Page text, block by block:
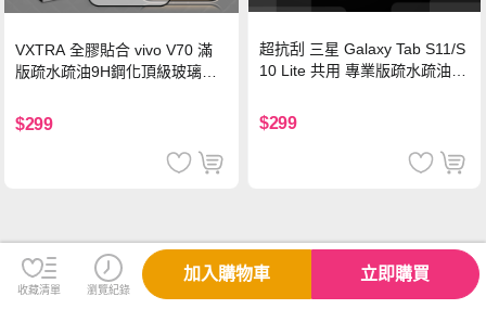
VXTRA 全膠貼合 vivo V70 滿
版疏水疏油9H鋼化頂級玻璃貼
$299
超抗刮 三星 Galaxy Tab S11/S
10 Lite 共用 專業版疏水疏油9
$299
收藏清單 瀏覽紀錄
加入購物車 立即購買